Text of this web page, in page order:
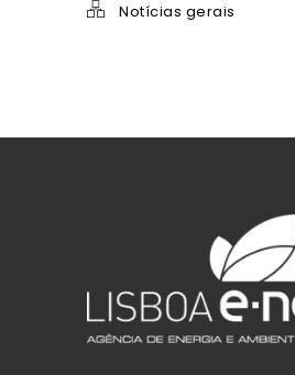
Notícias gerais